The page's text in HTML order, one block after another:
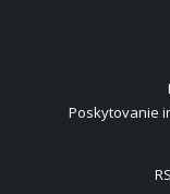
Poskytovanie